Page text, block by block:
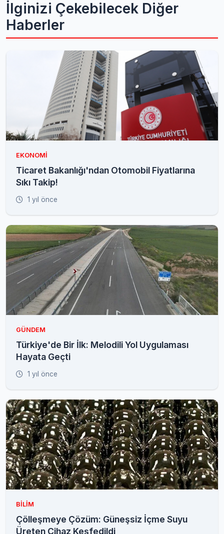
İlginizi Çekebilecek Diğer
Haberler
EKONOMI
Ticaret Bakanlığı'ndan Otomobil Fiyatlarına
Sıkı Takip!
1 yıl önce
GÜNDEM
Türkiye'de Bir İlk: Melodili Yol Uygulaması
Hayata Geçti
1 yıl önce
BILIM
Çölleşmeye Çözüm: Güneşsiz İçme Suyu
Üreten Cihaz Keşfedildi